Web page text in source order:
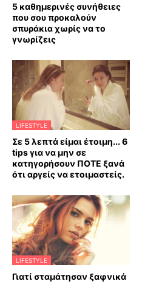
5 καθημερινές συνήθειες
που σου προκαλούν
σπυράκια χωρίς να το
γνωρίζεις
LIFESTYLE
Σε 5 λεπτά είμαι έτοιμη... 6
tips για να μην σε
κατηγορήσουν ΠΟΤΕ ξανά
ότι αργείς να ετοιμαστείς.
LIFESTYLE
Γιατί σταμάτησαν ξαφνικά